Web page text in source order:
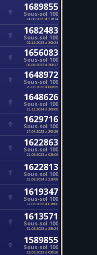
1689855
Sous-sol 100
24.08.2025 à 21h14
1682483
Sous-sol 100
02.12.2023 à 20h34
1656083
Sous-sol 100
06.08.2023 à 20h17
1648972
Sous-sol 100
25.03.2023 à 06h39
1648626
Sous-sol 100
21.11.2024 à 20h00
1629716
Sous-sol 100
17.04.2023 à 20h26
1622863
Sous-sol 100
21.09.2023 à 02h06
1622813
Sous-sol 100
21.06.2024 à 21h05
1619347
Sous-sol 100
12.03.2023 à 01h06
1613571
Sous-sol 100
31.03.2023 à 23h24
1589855
Sous-sol 100
23.03.2023 à 03h16